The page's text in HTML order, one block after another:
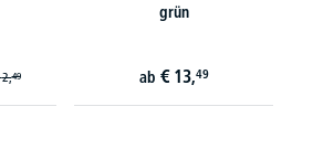
2,49
grün
ab € 13,49